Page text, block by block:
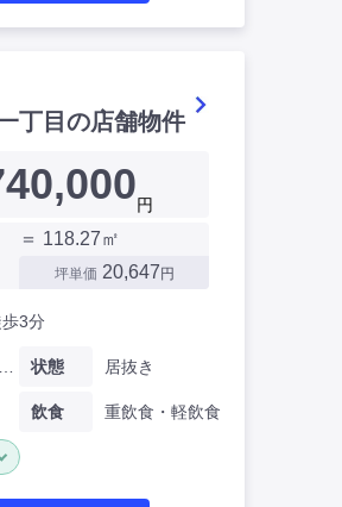
丁目の店舗物件
円
＝ 118.27㎡
坪単価 20,647 円
3分
状態 居抜き
飲食 重飲食・軽飲食